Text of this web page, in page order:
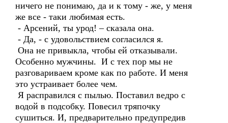
ничего не понимаю, да и к тому - же, у меня
же все - таки любимая есть.
- Арсений, ты урод! – сказала она.
- Да, - с удовольствием согласился я.
Она не привыкла, чтобы ей отказывали.
Особенно мужчины. И с тех пор мы не
разговариваем кроме как по работе. И меня
это устраивает более чем.
Я расправился с пылью. Поставил ведро с
водой в подсобку. Повесил тряпочку
сушиться. И, предварительно предупредив